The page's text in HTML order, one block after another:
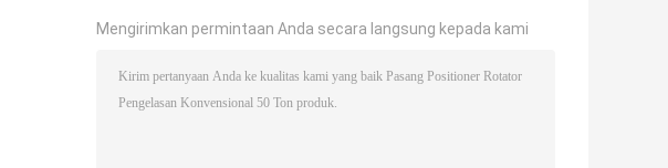
Mengirimkan permintaan Anda secara langsung kepada kami